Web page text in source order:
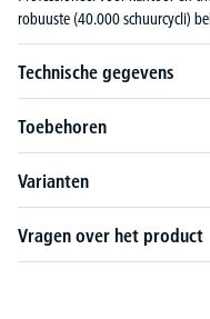
robuuste (40.000 schuurcycli)
Technische gegevens
Toebehoren
Varianten
Vragen over het product